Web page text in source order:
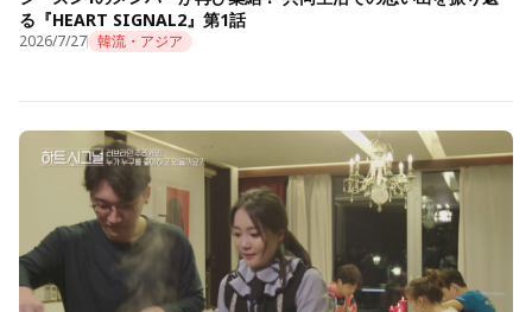
る『HEART SIGNAL2』第1話
2026/7/27 韓流・アジア